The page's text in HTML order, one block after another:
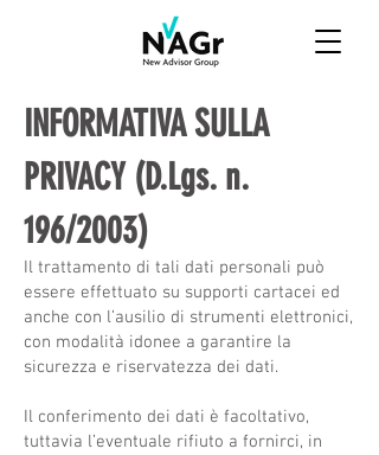
INFORMATIVA SULLA
PRIVACY (D.Lgs. n.
196/2003)
Il trattamento di tali dati personali può
essere effettuato su supporti cartacei ed
anche con l’ausilio di strumenti elettronici,
con modalità idonee a garantire la
sicurezza e riservatezza dei dati.
Il conferimento dei dati è facoltativo,
tuttavia l’eventuale rifiuto a fornirci, in